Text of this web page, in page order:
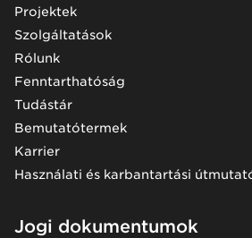
Projektek
Szolgáltatások
Rólunk
Fenntarthatóság
Tudástár
Bemutatótermek
Karrier
Használati és karbantartási
Jogi dokumentumok